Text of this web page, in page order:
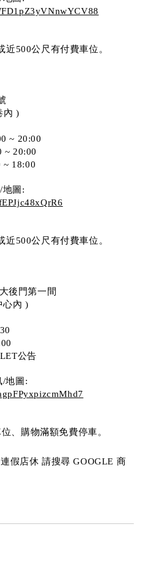
近500公尺有付費車位。
內 )
~ 20:00
~ 20:00
~ 18:00
地圖:
近500公尺有付費車位。
後門第一間
心內 )
公告
/地圖:
、購物滿額免費停車。
假店休 請搜尋 GOOGLE 商